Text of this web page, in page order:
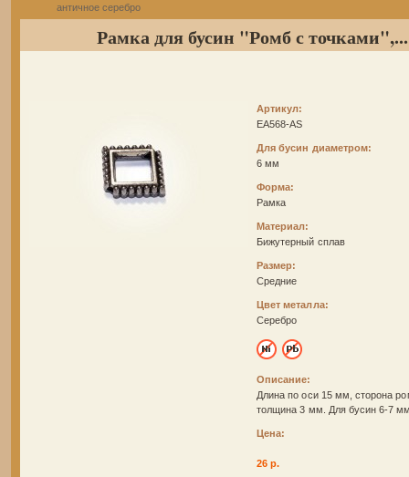
античное серебро
Рамка для бусин "Ромб с точками",...
Артикул:
EA568-AS
Для бусин диаметром:
6 мм
Форма:
Рамка
Материал:
Бижутерный сплав
Размер:
Средние
Цвет металла:
Серебро
Описание:
Длина по оси 15 мм, сторона
толщина 3 мм. Для бусин 6-7
Цена:
26 р.